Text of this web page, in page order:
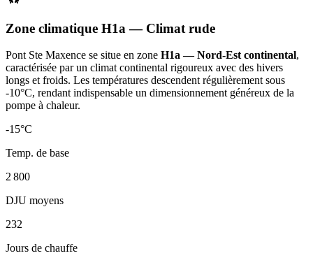
Zone climatique H1a — Climat rude
Pont Ste Maxence se situe en zone H1a — Nord-Est continental,
caractérisée par un climat continental rigoureux avec des hivers
longs et froids. Les températures descendent régulièrement sous
-10°C, rendant indispensable un dimensionnement généreux de la
pompe à chaleur.
-15°C
Temp. de base
2 800
DJU moyens
232
Jours de chauffe